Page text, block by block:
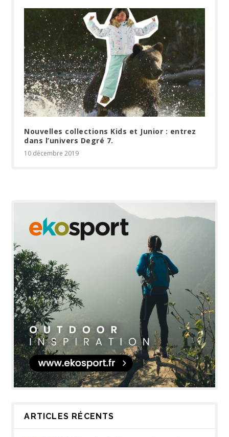
Nouvelles collections Kids et Junior : entrez
dans l’univers Degré 7.
10 décembre 2019
ARTICLES RÉCENTS